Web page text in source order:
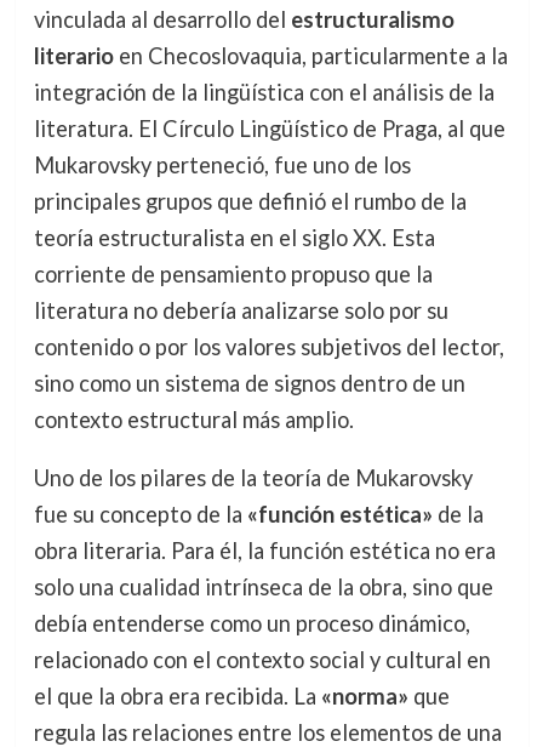
vinculada al desarrollo del estructuralismo
literarioen Checoslovaquia, particularmente a la
integración de la lingüística con el análisis de la
literatura. El Círculo Lingüístico de Praga, al que
Mukarovsky perteneció, fue uno de los
principales grupos que definió el rumbo de la
teoría estructuralista en el siglo XX. Esta
corriente de pensamiento propuso que la
literatura no debería analizarse solo por su
contenido o por los valores subjetivos del lector,
sino como un sistema de signos dentro de un
contexto estructural más amplio.
Uno de los pilares de la teoría de Mukarovsky
fue su concepto de la «función estética» de la
obra literaria. Para él, la función estética no era
solo una cualidad intrínseca de la obra, sino que
debía entenderse como un proceso dinámico,
relacionado con el contexto social y cultural en
el que la obra era recibida. La «norma» que
regula las relaciones entre los elementos de una